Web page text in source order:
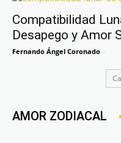
Compatibilidad
Desapego y Amor
Fernando Ángel Coronado -
AMOR ZODIACAL